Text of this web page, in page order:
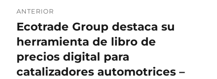
de
entradas
ANTERIOR
Entrada
anterior:
Ecotrade Group destaca su
herramienta de libro de
precios digital para
catalizadores automotrices –